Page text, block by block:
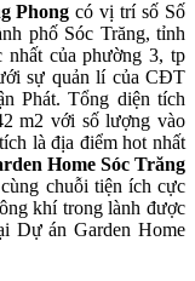
Phong có vị trí số Số
phố Sóc Trăng, tỉnh
nhất của phường 3, tp
sự quản lí của CĐT
Phát. Tổng diện tích
m2 với số lượng vào
là địa điểm hot nhất
Home Sóc Trăng
chuỗi tiện ích cực
khí trong lành được
Dự án Garden Home